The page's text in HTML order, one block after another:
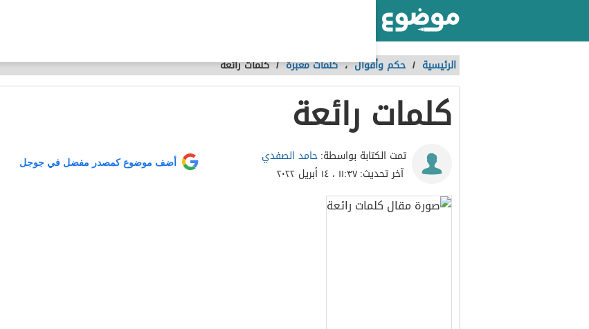
الرئيسية / حكم وأقوال،كلمات معبرة /كلمات رائعة
كلمات رائعة
تمت الكتابة بواسطة:حامد الصفدي
آخر تحديث:١١:٣٧ ، ١٤ أبريل ٢٠٢٢
أضف موضوع كمصدر مفضل في جوجل